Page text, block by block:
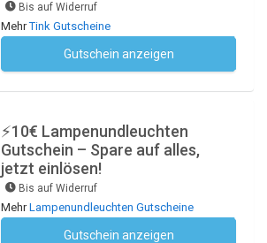
Bis auf Widerruf
MehrTink Gutscheine
Gutschein anzeigen
⚡10€ Lampenundleuchten
Gutschein – Spare auf alles,
jetzt einlösen!
Bis auf Widerruf
MehrLampenundleuchten Gutscheine
Gutschein anzeigen